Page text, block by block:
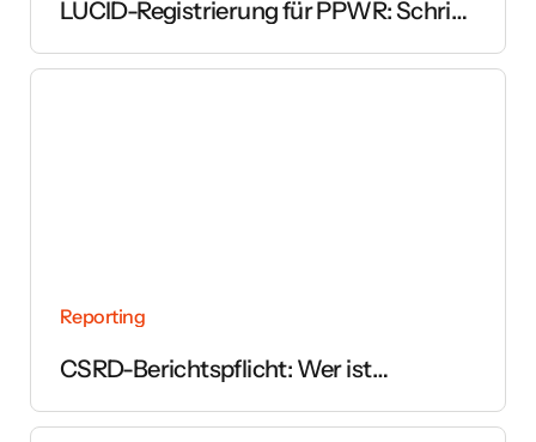
LUCID-Registrierung für PPWR: Schritt
Reporting
CSRD-Berichtspflicht: Wer ist